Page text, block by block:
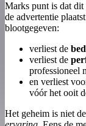
Marks punt is dat
de advertentie
blootgegeven:
verliest de
verliest de
professioneel
en verliest
vóór het ooit
Het geheim is niet